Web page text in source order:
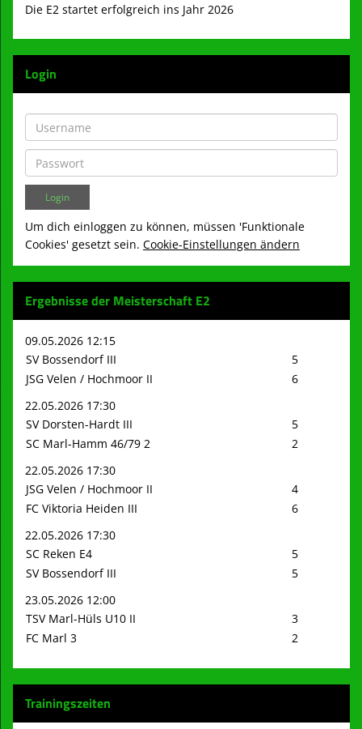
Die E2 startet erfolgreich ins Jahr 2026
Login
Um dich einloggen zu können, müssen 'Funktionale
Cookies' gesetzt sein. Cookie-Einstellungen ändern
Ergebnisse der Meisterschaft E2
09.05.2026 12:15
SV Bossendorf III
5
JSG Velen / Hochmoor II
6
22.05.2026 17:30
SV Dorsten-Hardt III
5
SC Marl-Hamm 46/79 2
2
22.05.2026 17:30
JSG Velen / Hochmoor II
4
FC Viktoria Heiden III
6
22.05.2026 17:30
SC Reken E4
5
SV Bossendorf III
5
23.05.2026 12:00
TSV Marl-Hüls U10 II
3
FC Marl 3
2
Trainingszeiten